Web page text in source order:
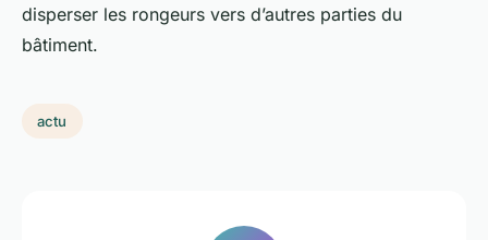
disperser les rongeurs vers d’autres parties du
bâtiment.
actu